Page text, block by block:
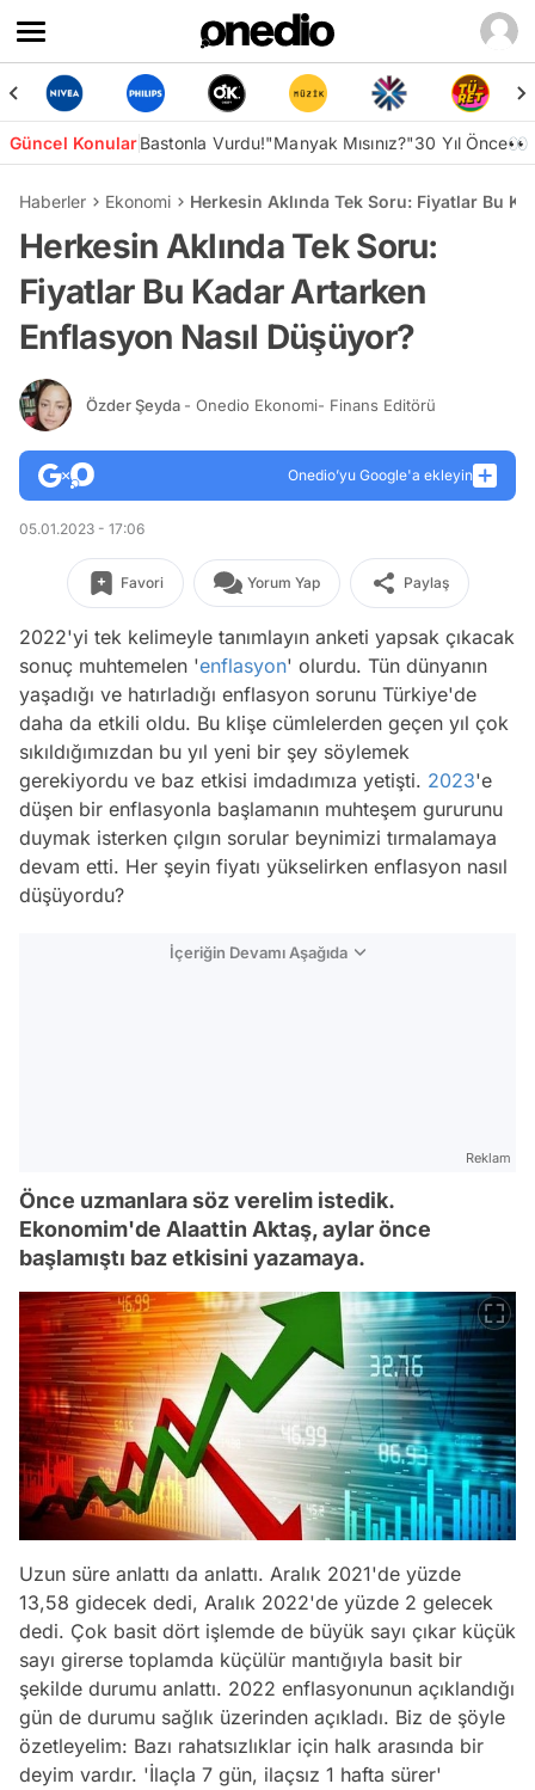
Güncel KonularBastonla Vurdu!"Manyak Mısınız?"30 Yıl Önce👀
Haberler Ekonomi Herkesin Aklında Tek Soru: Fiyatlar Bu
Herkesin Aklında Tek Soru:
Fiyatlar Bu Kadar Artarken
Enflasyon Nasıl Düşüyor?
Özder Şeyda - Onedio Ekonomi- Finans Editörü
Onedio’yu Google'a ekleyin
05.01.2023 - 17:06
Favori Yorum Yap Paylaş
2022'yi tek kelimeyle tanımlayın anketi yapsak çıkacak
sonuç muhtemelen 'enflasyon' olurdu. Tün dünyanın
yaşadığı ve hatırladığı enflasyon sorunu Türkiye'de
daha da etkili oldu. Bu klişe cümlelerden geçen yıl çok
sıkıldığımızdan bu yıl yeni bir şey söylemek
gerekiyordu ve baz etkisi imdadımıza yetişti. 2023'e
düşen bir enflasyonla başlamanın muhteşem gururunu
duymak isterken çılgın sorular beynimizi tırmalamaya
devam etti. Her şeyin fiyatı yükselirken enflasyon nasıl
düşüyordu?
İçeriğin Devamı Aşağıda
Reklam
Önce uzmanlara söz verelim istedik.
Ekonomim'de Alaattin Aktaş, aylar önce
başlamıştı baz etkisini yazamaya.
Uzun süre anlattı da anlattı. Aralık 2021'de yüzde
13,58 gidecek dedi, Aralık 2022'de yüzde 2 gelecek
dedi. Çok basit dört işlemde de büyük sayı çıkar küçük
sayı girerse toplamda küçülür mantığıyla basit bir
şekilde durumu anlattı. 2022 enflasyonunun açıklandığı
gün de durumu sağlık üzerinden açıkladı. Biz de şöyle
özetleyelim: Bazı rahatsızlıklar için halk arasında bir
deyim vardır. 'İlaçla 7 gün, ilaçsız 1 hafta sürer'